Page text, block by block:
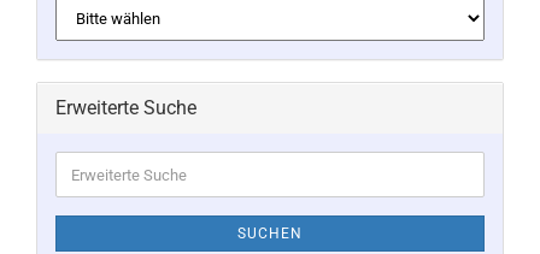
Erweiterte Suche
Suche
SUCHEN